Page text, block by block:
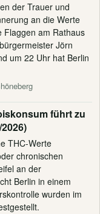
der Trauer und
an die Werte
Flaggen am Rathaus
Jörn
um 22 Uhr hat Berlin
führt zu
THC-Werte
chronischen
an der
Berlin in einem
wurden im